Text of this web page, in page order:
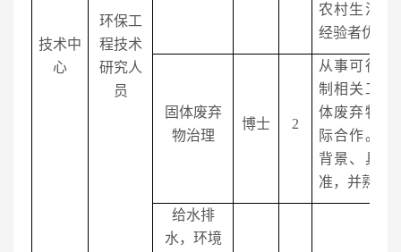
技术中
心
环保工
程技术
研究人
员
农村生活污
经验者优先
固体废弃
物治理
博士 2
从事可行性
制相关工作
体废弃物处
际合作。要
背景、具备
准，并熟练
给水排
水，环境